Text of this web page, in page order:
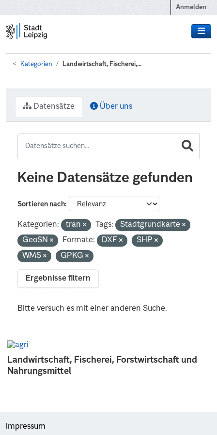
Anmelden
Kategorien Landwirtschaft, Fischerei,...
Landwirtschaft, Fischerei, Forstwirtschaft und
Nahrungsmittel
Datensätze Über uns
Keine Datensätze gefunden
Sortieren nach
Kategorien: tran Tags:
Stadtgrundkarte
GeoSN
Formate: DXF
SHP
WMS
GPKG
Ergebnisse filtern
Bitte versuch es mit einer anderen Suche.
Impressum